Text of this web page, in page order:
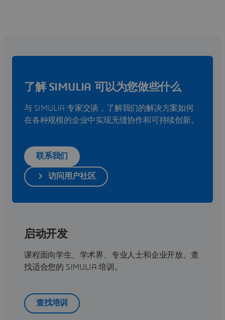
了解 SIMULIA 可以为您做些什么
与 SIMULIA 专家交谈，了解我们的解决方案如何
在各种规模的企业中实现无缝协作和可持续创新。
联系我们
访问用户社区
启动开发
课程面向学生、学术界、专业人士和企业开放。查
找适合您的 SIMULIA 培训。
查找培训